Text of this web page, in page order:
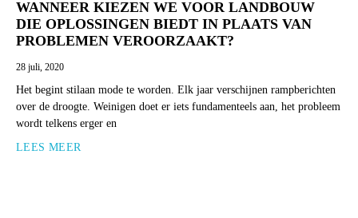
WANNEER KIEZEN WE VOOR LANDBOUW
DIE OPLOSSINGEN BIEDT IN PLAATS VAN
PROBLEMEN VEROORZAAKT?
28 juli, 2020
Het begint stilaan mode te worden. Elk jaar verschijnen rampberichten
over de droogte. Weinigen doet er iets fundamenteels aan, het probleem
wordt telkens erger en
LEES MEER